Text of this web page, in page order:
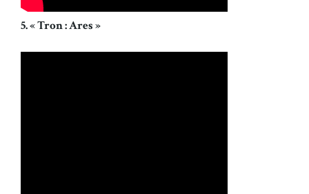
5. « Tron : Ares »